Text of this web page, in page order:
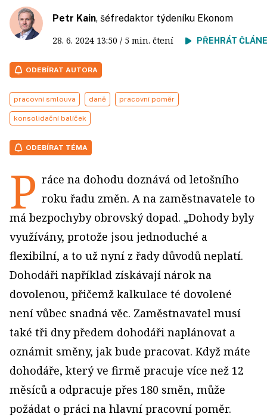
Petr Kain, šéfredaktor týdeníku Ekonom
28. 6. 2024 13:50 / 5 min. čtení PŘEHRÁT
ODEBÍRAT AUTORA
pracovní smlouva daně pracovní poměr
konsolidační balíček
ODEBÍRAT TÉMA
P ráce na dohodu doznává od letošního
roku řadu změn. A na zaměstnavatele to
má bezpochyby obrovský dopad. „Dohody byly
využívány, protože jsou jednoduché a
flexibilní, a to už nyní z řady důvodů neplatí.
Dohodáři například získávají nárok na
dovolenou, přičemž kalkulace té dovolené
není vůbec snadná věc. Zaměstnavatel musí
také tři dny předem dohodáři naplánovat a
oznámit směny, jak bude pracovat. Když máte
dohodáře, který ve firmě pracuje více než 12
měsíců a odpracuje přes 180 směn, může
požádat o práci na hlavní pracovní poměr.